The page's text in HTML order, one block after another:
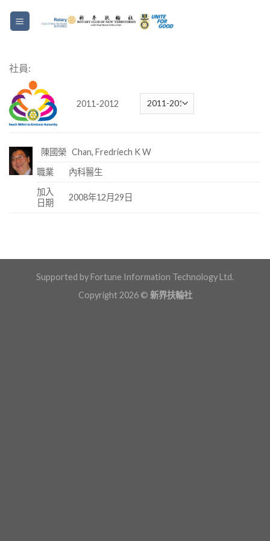
社員:
2011-2012
陳國榮 Chan, Fredriech K W
職業
內科醫生
加入
日期
2008年12月29日
Supported by Fortune Information Technology Ltd.
Copyright 2026 © 新界扶輪社